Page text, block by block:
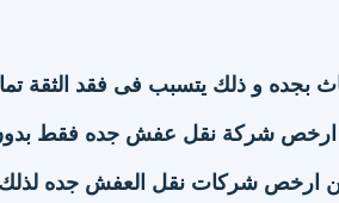
بجده و ذلك يتسبب فى فقد الثقة
ارخص شركة نقل عفش جده فقط
عن ارخص شركات نقل العفش جده